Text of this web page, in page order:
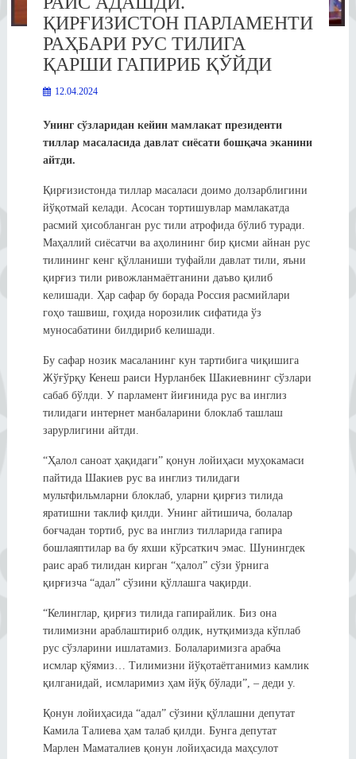
ҚИРҒИЗИСТОН ПАРЛАМЕНТИ
РАҲБАРИ РУС ТИЛИГА
ҚАРШИ ГАПИРИБ ҚЎЙДИ
12.04.2024
Унинг сўзларидан кейин мамлакат президенти
тиллар масаласида давлат сиёсати бошқача эканини
айтди.
Қирғизистонда тиллар масаласи доимо долзарблигини
йўқотмай келади. Асосан тортишувлар мамлакатда
расмий ҳисобланган рус тили атрофида бўлиб туради.
Маҳаллий сиёсатчи ва аҳолининг бир қисми айнан рус
тилининг кенг қўлланиши туфайли давлат тили, яъни
қирғиз тили ривожланмаётганини даъво қилиб
келишади. Ҳар сафар бу борада Россия расмийлари
гоҳо ташвиш, гоҳида норозилик сифатида ўз
муносабатини билдириб келишади.
Бу сафар нозик масаланинг кун тартибига чиқишига
Жўғўрқу Кенеш раиси Нурланбек Шакиевнинг сўзлари
сабаб бўлди. У парламент йиғинида рус ва инглиз
тилидаги интернет манбаларини блоклаб ташлаш
зарурлигини айтди.
“Ҳалол саноат ҳақидаги” қонун лойиҳаси муҳокамаси
пайтида Шакиев рус ва инглиз тилидаги
мультфильмларни блоклаб, уларни қирғиз тилида
яратишни таклиф қилди. Унинг айтишича, болалар
боғчадан тортиб, рус ва инглиз тилларида гапира
бошлаяптилар ва бу яхши кўрсаткич эмас. Шунингдек
раис араб тилидан кирган “ҳалол” сўзи ўрнига
қирғизча “адал” сўзини қўллашга чақирди.
“Келинглар, қирғиз тилида гапирайлик. Биз она
тилимизни араблаштириб олдик, нутқимизда кўплаб
рус сўзларини ишлатамиз. Болаларимизга арабча
исмлар қўямиз… Тилимизни йўқотаётганимиз камлик
қилганидай, исмларимиз ҳам йўқ бўлади”, – деди у.
Қонун лойиҳасида “адал” сўзини қўллашни депутат
Камила Талиева ҳам талаб қилди. Бунга депутат
Марлен Маматалиев қонун лойиҳасида маҳсулот